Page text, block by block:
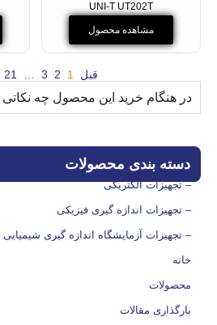
دسته بندی محصولات
– تجهیزات الکتریکی
– تجهیزات اندازه گیری فیزیکی
– تجهیزات آزمایشگاه اندازه گیری شیمیایی
خانه
محصولات
بارگذاری مقالات
UNI-T UT202T
مشاهده محصول
قبل 1
2
3
21
در هنگام خرید این محصول چه نکاتی